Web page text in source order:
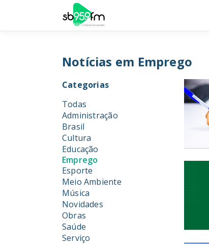
Notícias em Emprego
Categorias
Todas
Administração
Brasil
Cultura
Educação
Emprego
Esporte
Meio Ambiente
Música
Novidades
Obras
Saúde
Serviço